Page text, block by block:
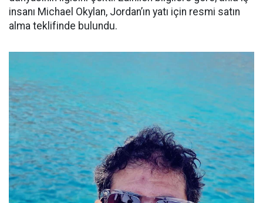
insanı Michael Okylan, Jordan’ın yatı için resmi satın
alma teklifinde bulundu.